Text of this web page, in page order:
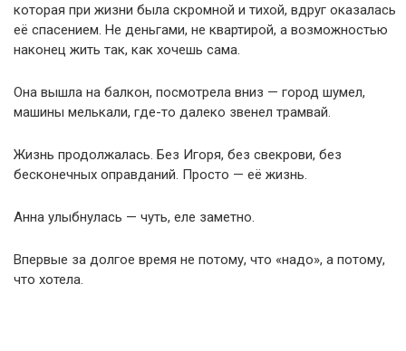
которая при жизни была скромной и тихой, вдруг оказалась
её спасением. Не деньгами, не квартирой, а возможностью
наконец жить так, как хочешь сама.
Она вышла на балкон, посмотрела вниз — город шумел,
машины мелькали, где-то далеко звенел трамвай.
Жизнь продолжалась. Без Игоря, без свекрови, без
бесконечных оправданий. Просто — её жизнь.
Анна улыбнулась — чуть, еле заметно.
Впервые за долгое время не потому, что «надо», а потому,
что хотела.